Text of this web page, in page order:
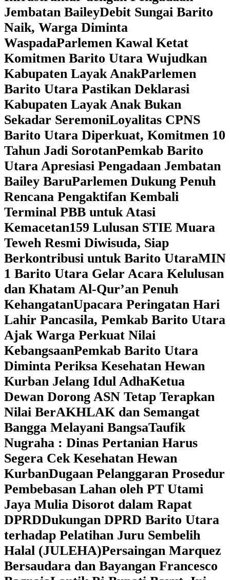
Jembatan BaileyDebit Sungai Barito
Naik, Warga Diminta
WaspadaParlemen Kawal Ketat
Komitmen Barito Utara Wujudkan
Kabupaten Layak AnakParlemen
Barito Utara Pastikan Deklarasi
Kabupaten Layak Anak Bukan
Sekadar SeremoniLoyalitas CPNS
Barito Utara Diperkuat, Komitmen 10
Tahun Jadi SorotanPemkab Barito
Utara Apresiasi Pengadaan Jembatan
Bailey BaruParlemen Dukung Penuh
Rencana Pengaktifan Kembali
Terminal PBB untuk Atasi
Kemacetan159 Lulusan STIE Muara
Teweh Resmi Diwisuda, Siap
Berkontribusi untuk Barito UtaraMIN
1 Barito Utara Gelar Acara Kelulusan
dan Khatam Al-Qur’an Penuh
KehangatanUpacara Peringatan Hari
Lahir Pancasila, Pemkab Barito Utara
Ajak Warga Perkuat Nilai
KebangsaanPemkab Barito Utara
Diminta Periksa Kesehatan Hewan
Kurban Jelang Idul AdhaKetua
Dewan Dorong ASN Tetap Terapkan
Nilai BerAKHLAK dan Semangat
Bangga Melayani BangsaTaufik
Nugraha : Dinas Pertanian Harus
Segera Cek Kesehatan Hewan
KurbanDugaan Pelanggaran Prosedur
Pembebasan Lahan oleh PT Utami
Jaya Mulia Disorot dalam Rapat
DPRDDukungan DPRD Barito Utara
terhadap Pelatihan Juru Sembelih
Halal (JULEHA)Persaingan Marquez
Bersaudara dan Bayangan Francesco